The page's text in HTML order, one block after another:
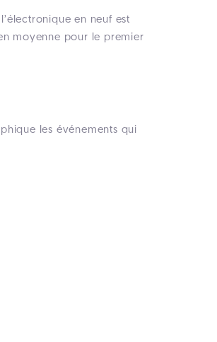
en neuf est
moyenne pour le premier
les événements qui